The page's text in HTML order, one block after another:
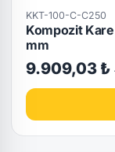
KKT-100-C-C250
Kompozit Kare
mm
9.909,03 ₺